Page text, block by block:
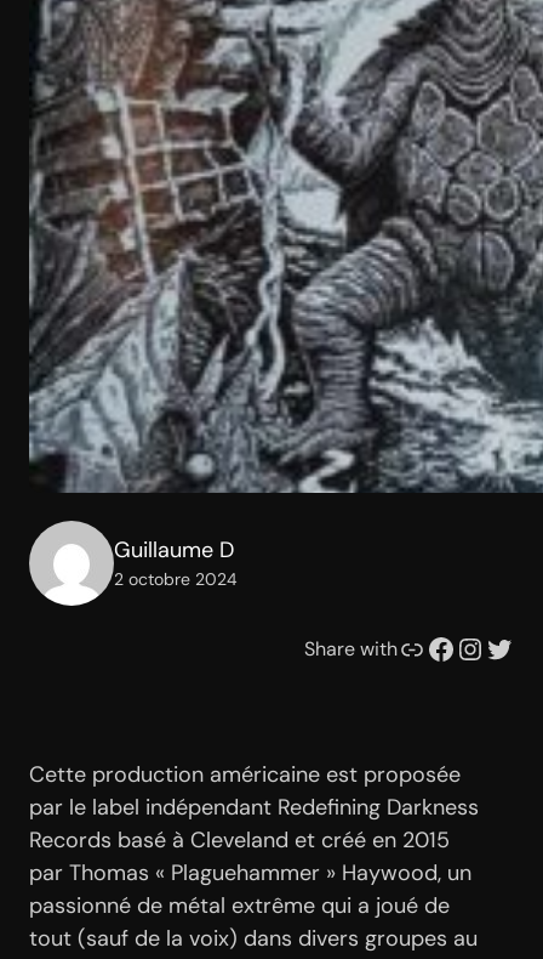
Guillaume D
2 octobre 2024
Share withLien Facebook Instagram Twitter
Cette production américaine est proposée
par le label indépendant Redefining Darkness
Records basé à Cleveland et créé en 2015
par Thomas « Plaguehammer » Haywood, un
passionné de métal extrême qui a joué de
tout (sauf de la voix) dans divers groupes au